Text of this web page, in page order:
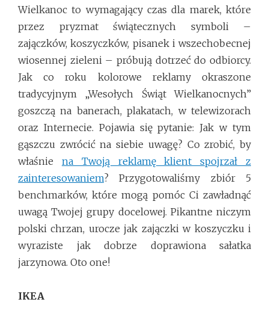
Wielkanoc to wymagający czas dla marek, które
przez pryzmat świątecznych symboli –
zajączków, koszyczków, pisanek i wszechobecnej
wiosennej zieleni – próbują dotrzeć do odbiorcy.
Jak co roku kolorowe reklamy okraszone
tradycyjnym „Wesołych Świąt Wielkanocnych”
goszczą na banerach, plakatach, w telewizorach
oraz Internecie. Pojawia się pytanie: Jak w tym
gąszczu zwrócić na siebie uwagę? Co zrobić, by
właśnie na Twoją reklamę klient spojrzał z
zainteresowaniem? Przygotowaliśmy zbiór 5
benchmarków, które mogą pomóc Ci zawładnąć
uwagą Twojej grupy docelowej. Pikantne niczym
polski chrzan, urocze jak zajączki w koszyczku i
wyraziste jak dobrze doprawiona sałatka
jarzynowa. Oto one!
IKEA